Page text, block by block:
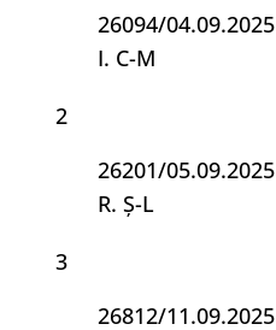
26094/04.09.2025
2
I. C-M
26201/05.09.2025
3
R. Ș-L
26812/11.09.2025